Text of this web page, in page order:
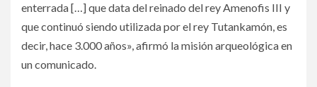
enterrada […] que data del reinado del rey Amenofis III y
que continuó siendo utilizada por el rey Tutankamón, es
decir, hace 3.000 años», afirmó la misión arqueológica en
un comunicado.